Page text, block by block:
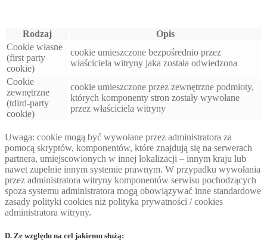
Rodzaj
Opis
Cookie własne
(first party
cookie)
cookie umieszczone bezpośrednio przez
właściciela witryny jaka została odwiedzona
Cookie
zewnętrzne
(tdird-party
cookie)
cookie umieszczone przez zewnętrzne podmioty,
których komponenty stron zostały wywołane
przez właściciela witryny
Uwaga: cookie mogą być wywołane przez administratora za
pomocą skryptów, komponentów, które znajdują się na serwerach
partnera, umiejscowionych w innej lokalizacji – innym kraju lub
nawet zupełnie innym systemie prawnym. W przypadku wywołania
przez administratora witryny komponentów serwisu pochodzących
spoza systemu administratora mogą obowiązywać inne standardowe
zasady polityki cookies niż polityka prywatności / cookies
administratora witryny.
D. Ze względu na cel jakiemu służą: